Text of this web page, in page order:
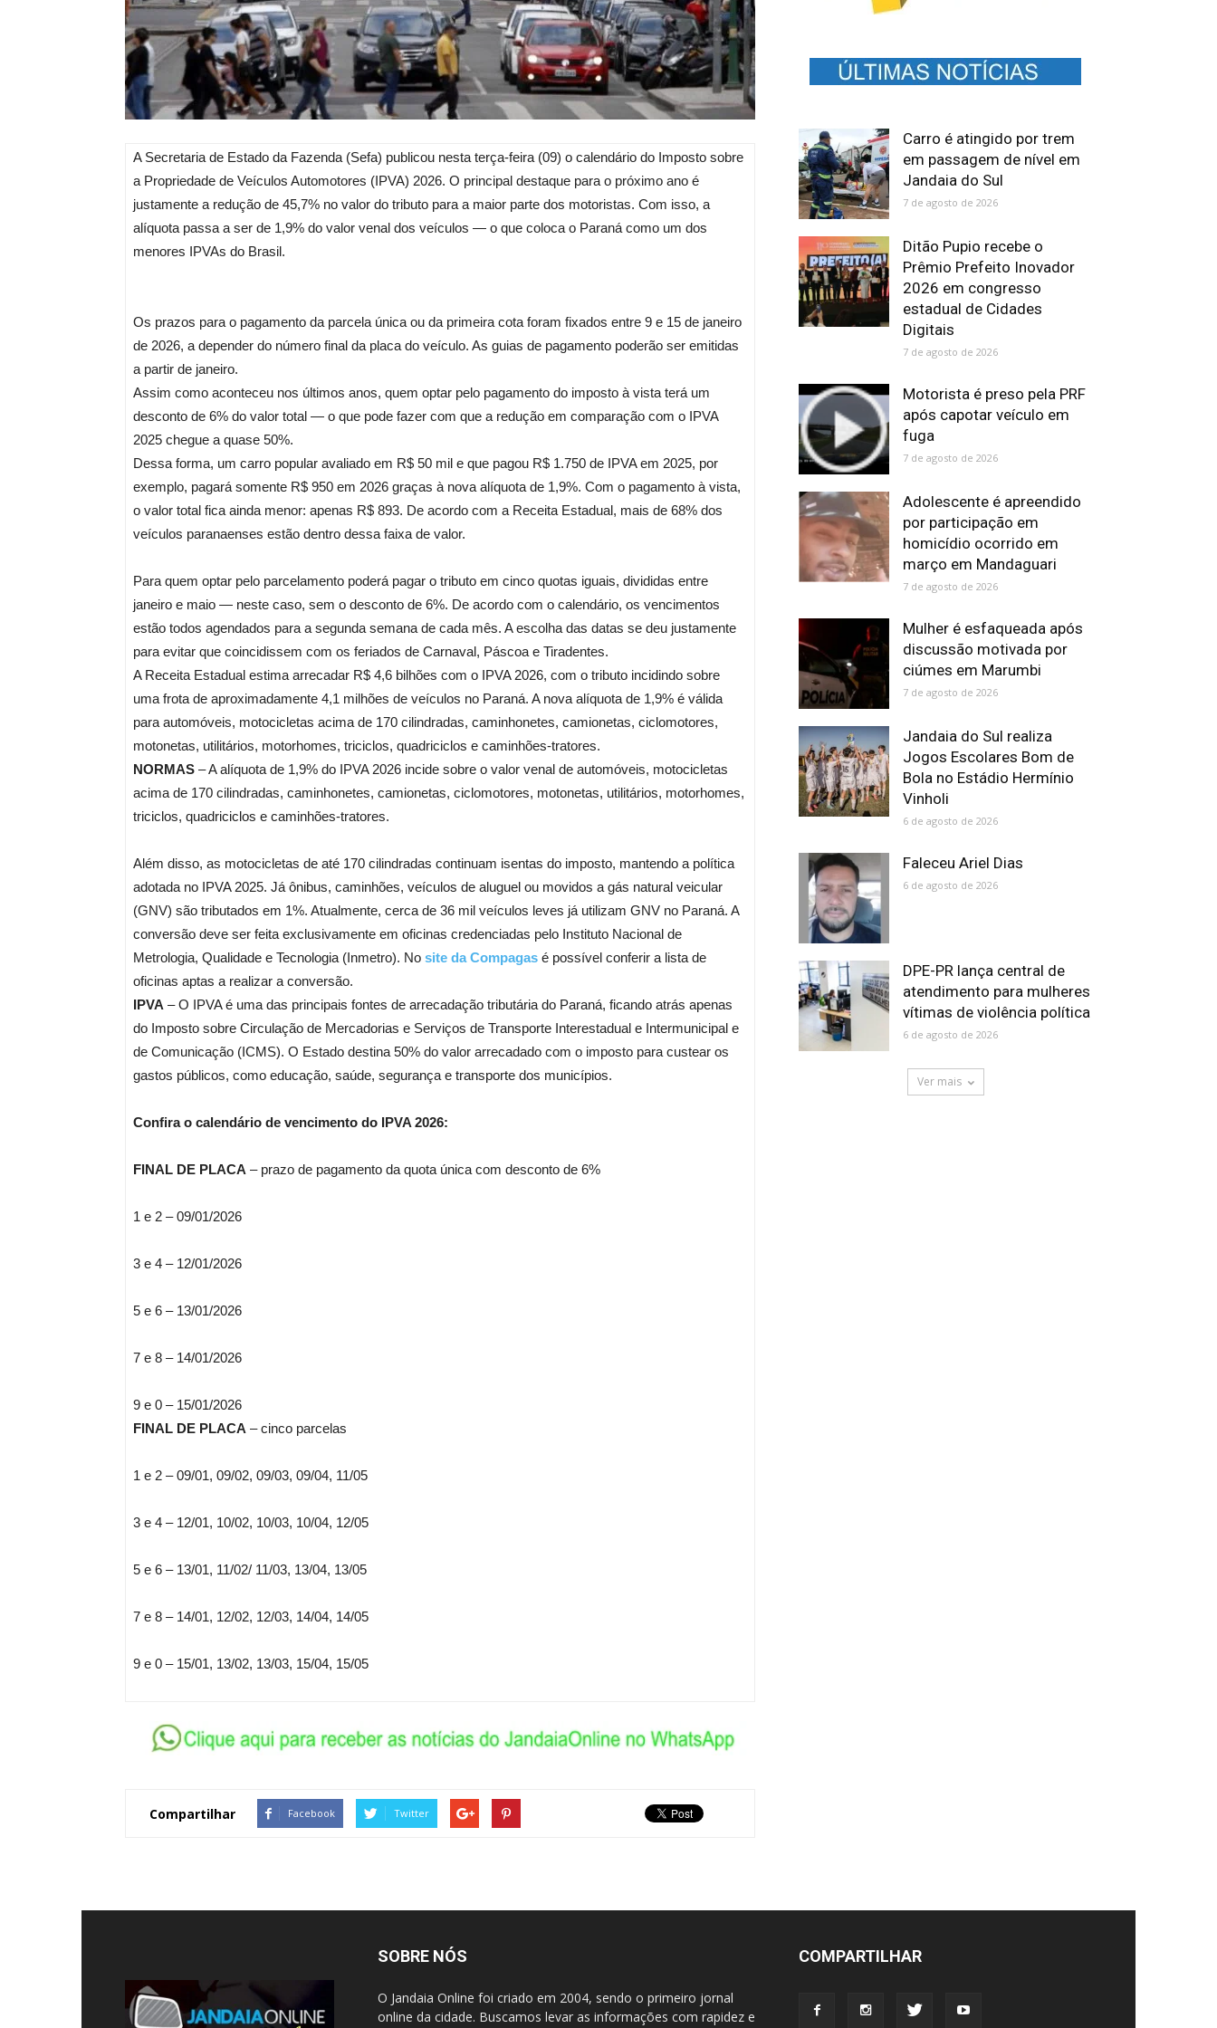
A Secretaria de Estado da Fazenda (Sefa) publicou nesta terça-feira (09) o calendário do Imposto sobre
a Propriedade de Veículos Automotores (IPVA) 2026. O principal destaque para o próximo ano é
justamente a redução de 45,7% no valor do tributo para a maior parte dos motoristas. Com isso, a
alíquota passa a ser de 1,9% do valor venal dos veículos — o que coloca o Paraná como um dos
menores IPVAs do Brasil.
Os prazos para o pagamento da parcela única ou da primeira cota foram fixados entre 9 e 15 de janeiro
de 2026, a depender do número final da placa do veículo. As guias de pagamento poderão ser emitidas
a partir de janeiro.
Assim como aconteceu nos últimos anos, quem optar pelo pagamento do imposto à vista terá um
desconto de 6% do valor total — o que pode fazer com que a redução em comparação com o IPVA
2025 chegue a quase 50%.
Dessa forma, um carro popular avaliado em R$ 50 mil e que pagou R$ 1.750 de IPVA em 2025, por
exemplo, pagará somente R$ 950 em 2026 graças à nova alíquota de 1,9%. Com o pagamento à vista,
o valor total fica ainda menor: apenas R$ 893. De acordo com a Receita Estadual, mais de 68% dos
veículos paranaenses estão dentro dessa faixa de valor.
Para quem optar pelo parcelamento poderá pagar o tributo em cinco quotas iguais, divididas entre
janeiro e maio — neste caso, sem o desconto de 6%. De acordo com o calendário, os vencimentos
estão todos agendados para a segunda semana de cada mês. A escolha das datas se deu justamente
para evitar que coincidissem com os feriados de Carnaval, Páscoa e Tiradentes.
A Receita Estadual estima arrecadar R$ 4,6 bilhões com o IPVA 2026, com o tributo incidindo sobre
uma frota de aproximadamente 4,1 milhões de veículos no Paraná. A nova alíquota de 1,9% é válida
para automóveis, motocicletas acima de 170 cilindradas, caminhonetes, camionetas, ciclomotores,
motonetas, utilitários, motorhomes, triciclos, quadriciclos e caminhões-tratores.
NORMAS – A alíquota de 1,9% do IPVA 2026 incide sobre o valor venal de automóveis, motocicletas
acima de 170 cilindradas, caminhonetes, camionetas, ciclomotores, motonetas, utilitários, motorhomes,
triciclos, quadriciclos e caminhões-tratores.
Além disso, as motocicletas de até 170 cilindradas continuam isentas do imposto, mantendo a política
adotada no IPVA 2025. Já ônibus, caminhões, veículos de aluguel ou movidos a gás natural veicular
(GNV) são tributados em 1%. Atualmente, cerca de 36 mil veículos leves já utilizam GNV no Paraná. A
conversão deve ser feita exclusivamente em oficinas credenciadas pelo Instituto Nacional de
Metrologia, Qualidade e Tecnologia (Inmetro). No site da Compagas é possível conferir a lista de
oficinas aptas a realizar a conversão.
IPVA – O IPVA é uma das principais fontes de arrecadação tributária do Paraná, ficando atrás apenas
do Imposto sobre Circulação de Mercadorias e Serviços de Transporte Interestadual e Intermunicipal e
de Comunicação (ICMS). O Estado destina 50% do valor arrecadado com o imposto para custear os
gastos públicos, como educação, saúde, segurança e transporte dos municípios.
Confira o calendário de vencimento do IPVA 2026:
FINAL DE PLACA – prazo de pagamento da quota única com desconto de 6%
1 e 2 – 09/01/2026
3 e 4 – 12/01/2026
5 e 6 – 13/01/2026
7 e 8 – 14/01/2026
9 e 0 – 15/01/2026
FINAL DE PLACA – cinco parcelas
1 e 2 – 09/01, 09/02, 09/03, 09/04, 11/05
3 e 4 – 12/01, 10/02, 10/03, 10/04, 12/05
5 e 6 – 13/01, 11/02/ 11/03, 13/04, 13/05
7 e 8 – 14/01, 12/02, 12/03, 14/04, 14/05
9 e 0 – 15/01, 13/02, 13/03, 15/04, 15/05
Compartilhar Facebook Twitter
Carro é atingido por trem
em passagem de nível em
Jandaia do Sul
7 de agosto de 2026
Ditão Pupio recebe o
Prêmio Prefeito Inovador
2026 em congresso
estadual de Cidades
Digitais
7 de agosto de 2026
Motorista é preso pela PRF
após capotar veículo em
fuga
7 de agosto de 2026
Adolescente é apreendido
por participação em
homicídio ocorrido em
março em Mandaguari
7 de agosto de 2026
Mulher é esfaqueada após
discussão motivada por
ciúmes em Marumbi
7 de agosto de 2026
Jandaia do Sul realiza
Jogos Escolares Bom de
Bola no Estádio Hermínio
Vinholi
6 de agosto de 2026
Faleceu Ariel Dias
6 de agosto de 2026
DPE-PR lança central de
atendimento para mulheres
vítimas de violência política
6 de agosto de 2026
Ver mais
SOBRE NÓS
O Jandaia Online foi criado em 2004, sendo o primeiro jornal
online da cidade. Buscamos levar as informações com rapidez e
COMPARTILHAR